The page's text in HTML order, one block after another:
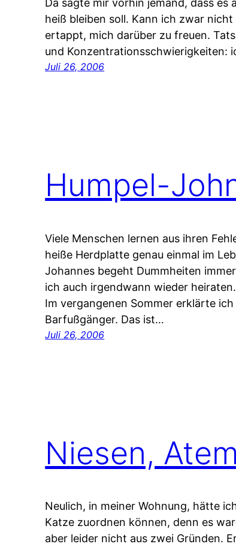
Da sagte mir vorhin jemand, dass es
heiß bleiben soll. Kann ich zwar
ertappt, mich darüber zu freuen.
und Konzentrationsschwierigkeiten:
Juli 26, 2006
Humpel-
Viele Menschen lernen aus ihren
heiße Herdplatte genau einmal im
Johannes begeht Dummheiten
ich auch irgendwann wieder
Im vergangenen Sommer erklärte
Barfußgänger. Das ist…
Juli 26, 2006
Niesen,
Neulich, in meiner Wohnung, hätte
Katze zuordnen können, denn es
aber leider nicht aus zwei Gründen.